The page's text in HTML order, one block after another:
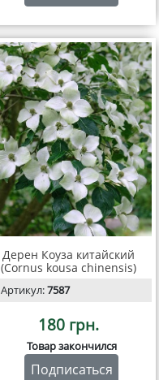
Дерен Коуза китайский
(Cornus kousa chinensis)
Артикул:7587
180 грн.
Товар закончился
Подписаться